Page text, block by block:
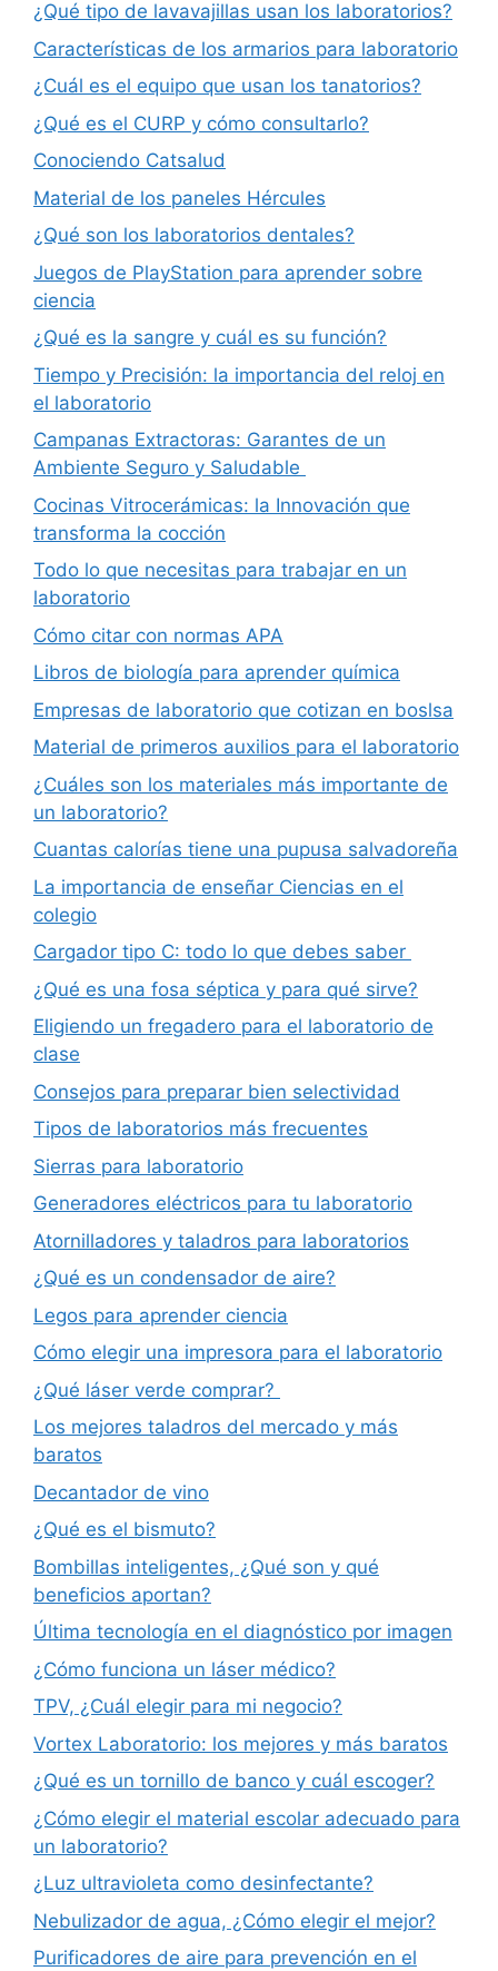
¿Qué tipo de lavavajillas usan los laboratorios?
Características de los armarios para laboratorio
¿Cuál es el equipo que usan los tanatorios?
¿Qué es el CURP y cómo consultarlo?
Conociendo Catsalud
Material de los paneles Hércules
¿Qué son los laboratorios dentales?
Juegos de PlayStation para aprender sobre
ciencia
¿Qué es la sangre y cuál es su función?
Tiempo y Precisión: la importancia del reloj en
el laboratorio
Campanas Extractoras: Garantes de un
Ambiente Seguro y Saludable
Cocinas Vitrocerámicas: la Innovación que
transforma la cocción
Todo lo que necesitas para trabajar en un
laboratorio
Cómo citar con normas APA
Libros de biología para aprender química
Empresas de laboratorio que cotizan en boslsa
Material de primeros auxilios para el laboratorio
¿Cuáles son los materiales más importante de
un laboratorio?
Cuantas calorías tiene una pupusa salvadoreña
La importancia de enseñar Ciencias en el
colegio
Cargador tipo C: todo lo que debes saber
¿Qué es una fosa séptica y para qué sirve?
Eligiendo un fregadero para el laboratorio de
clase
Consejos para preparar bien selectividad
Tipos de laboratorios más frecuentes
Sierras para laboratorio
Generadores eléctricos para tu laboratorio
Atornilladores y taladros para laboratorios
¿Qué es un condensador de aire?
Legos para aprender ciencia
Cómo elegir una impresora para el laboratorio
¿Qué láser verde comprar?
Los mejores taladros del mercado y más
baratos
Decantador de vino
¿Qué es el bismuto?
Bombillas inteligentes, ¿Qué son y qué
beneficios aportan?
Última tecnología en el diagnóstico por imagen
¿Cómo funciona un láser médico?
TPV, ¿Cuál elegir para mi negocio?
Vortex Laboratorio: los mejores y más baratos
¿Qué es un tornillo de banco y cuál escoger?
¿Cómo elegir el material escolar adecuado para
un laboratorio?
¿Luz ultravioleta como desinfectante?
Nebulizador de agua, ¿Cómo elegir el mejor?
Purificadores de aire para prevención en el